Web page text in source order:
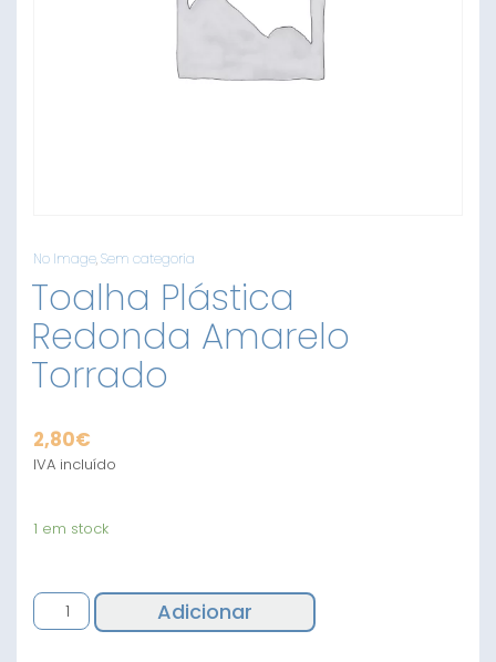
No Image,Sem categoria
Toalha Plástica
Redonda Amarelo
Torrado
2,80€
IVA incluído
1 em stock
Quantidade
de
Adicionar